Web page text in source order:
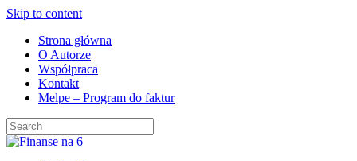
Skip to content
Strona główna
O Autorze
Współpraca
Kontakt
Melpe – Program do faktur